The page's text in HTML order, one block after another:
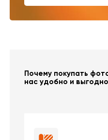
Почему покупать
нас удобно и